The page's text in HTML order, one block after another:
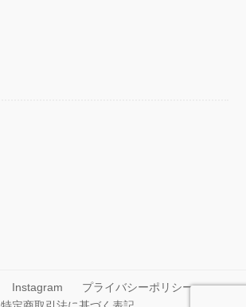
Instagram
プライバシーポリシー